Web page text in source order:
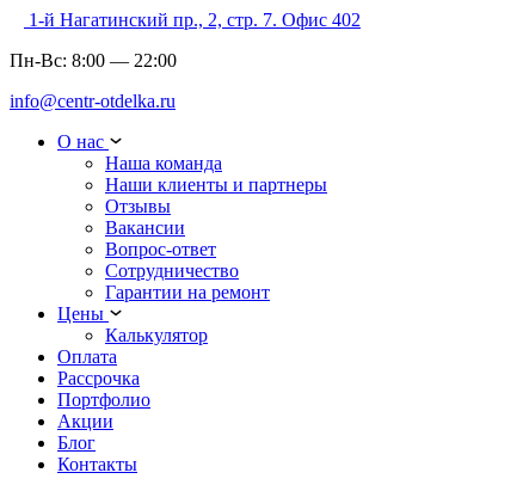
1-й Нагатинский пр., 2, стр. 7. Офис 402
Пн-Вс: 8:00 — 22:00
info@centr-otdelka.ru
О нас
Наша команда
Наши клиенты и партнеры
Отзывы
Вакансии
Вопрос-ответ
Сотрудничество
Гарантии на ремонт
Цены
Калькулятор
Оплата
Рассрочка
Портфолио
Акции
Блог
Контакты